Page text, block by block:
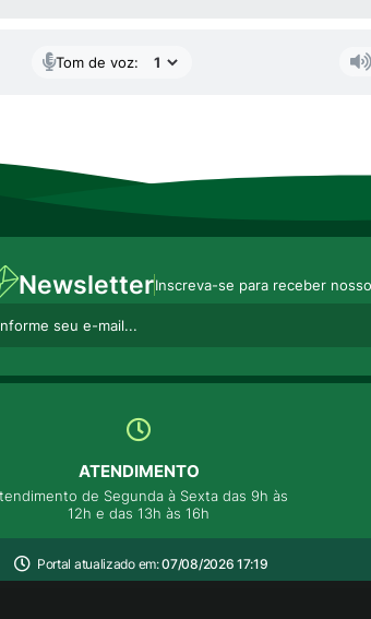
Tom de voz:
NewsletterInscreva-se para receber
ATENDIMENTO
de Segunda à Sexta das 9h às
12h e das 13h às 16h
Portal atualizado em:07/08/2026 17:19